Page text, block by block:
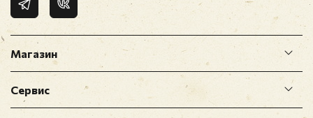
Магазин
Сервис